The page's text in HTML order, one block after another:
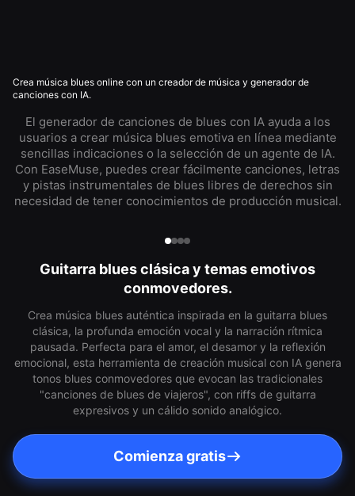
Crea música blues online con un creador de música y generador de
canciones con IA.
El generador de canciones de blues con IA ayuda a los
usuarios a crear música blues emotiva en línea mediante
sencillas indicaciones o la selección de un agente de IA.
Con EaseMuse, puedes crear fácilmente canciones, letras
y pistas instrumentales de blues libres de derechos sin
necesidad de tener conocimientos de producción musical.
Guitarra blues clásica y temas emotivos
conmovedores.
Crea música blues auténtica inspirada en la guitarra blues
clásica, la profunda emoción vocal y la narración rítmica
pausada. Perfecta para el amor, el desamor y la reflexión
emocional, esta herramienta de creación musical con IA genera
tonos blues conmovedores que evocan las tradicionales
"canciones de blues de viajeros", con riffs de guitarra
expresivos y un cálido sonido analógico.
Comienza gratis